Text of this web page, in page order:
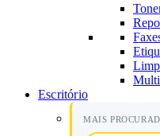
Escritório
MAIS